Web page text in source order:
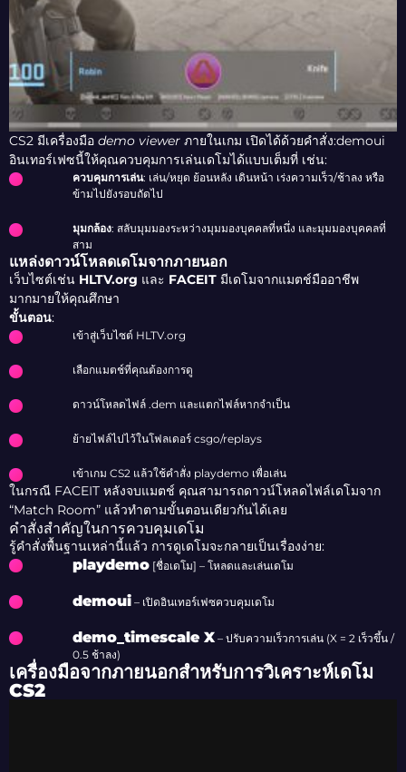
CS2 มีเครื่องมือ demo viewer ภายในเกม เปิดได้ด้วยคำสั่ง:demoui
อินเทอร์เฟซนี้ให้คุณควบคุมการเล่นเดโมได้แบบเต็มที่ เช่น:
ควบคุมการเล่น: เล่น/หยุด ย้อนหลัง เดินหน้า เร่งความเร็ว/ช้าลง หรือ
ข้ามไปยังรอบถัดไป
มุมกล้อง: สลับมุมมองระหว่างมุมมองบุคคลที่หนึ่ง และมุมมองบุคคลที่
สาม
แหล่งดาวน์โหลดเดโมจากภายนอก
เว็บไซต์เช่น HLTV.org และ FACEIT มีเดโมจากแมตช์มืออาชีพ
มากมายให้คุณศึกษา
ขั้นตอน:
เข้าสู่เว็บไซต์ HLTV.org
เลือกแมตช์ที่คุณต้องการดู
ดาวน์โหลดไฟล์ .dem และแตกไฟล์หากจำเป็น
ย้ายไฟล์ไปไว้ในโฟลเดอร์ csgo/replays
เข้าเกม CS2 แล้วใช้คำสั่ง playdemo เพื่อเล่น
ในกรณี FACEIT หลังจบแมตช์ คุณสามารถดาวน์โหลดไฟล์เดโมจาก
“Match Room” แล้วทำตามขั้นตอนเดียวกันได้เลย
คำสั่งสำคัญในการควบคุมเดโม
รู้คำสั่งพื้นฐานเหล่านี้แล้ว การดูเดโมจะกลายเป็นเรื่องง่าย:
playdemo [ชื่อเดโม] – โหลดและเล่นเดโม
demoui – เปิดอินเทอร์เฟซควบคุมเดโม
demo_timescale X – ปรับความเร็วการเล่น (X = 2 เร็วขึ้น /
0.5 ช้าลง)
เครื่องมือจากภายนอกสำหรับการวิเคราะห์เดโม
CS2